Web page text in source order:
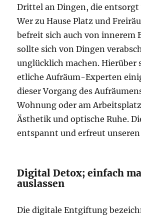
Drittel an Dingen, die
Wer zu Hause Platz und
befreit sich auch von innerem
sollte sich von Dingen
unglücklich machen. Hierüber
etliche Aufräum-Experten
dieser Vorgang des
Wohnung oder am
Ästhetik und optische Ruhe.
entspannt und erfreut
Digital Detox; einfach
auslassen
Die digitale Entgiftung